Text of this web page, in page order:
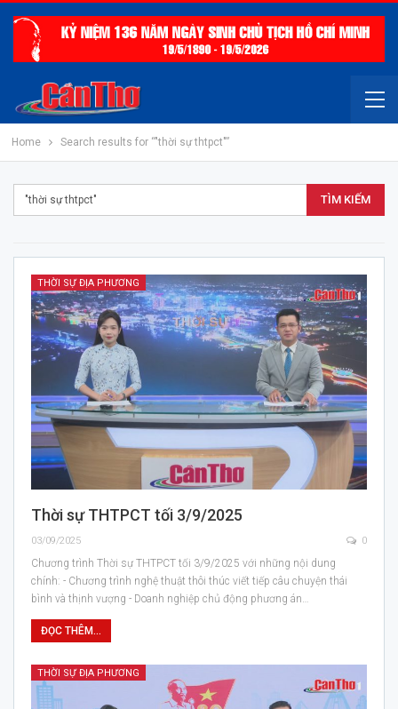
Home Search results for “"thời sự thtpct"”
THỜI SỰ ĐỊA PHƯƠNG
Thời sự THTPCT tối 3/9/2025
03/09/2025 0
Chương trình Thời sự THTPCT tối 3/9/2025 với những nội dung
chính: - Chương trình nghệ thuật thôi thúc viết tiếp câu chuyện thái
bình và thịnh vượng - Doanh nghiệp chủ động phương án…
ĐỌC THÊM...
THỜI SỰ ĐỊA PHƯƠNG